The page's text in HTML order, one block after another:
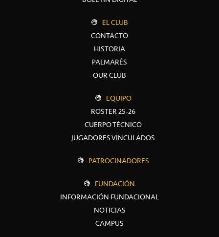
EL CLUB
CONTACTO
HISTORIA
PALMARÉS
OUR CLUB
EQUIPO
ROSTER 25-26
CUERPO TÉCNICO
JUGADORES VINCULADOS
PATROCINADORES
FUNDACIÓN
INFORMACIÓN FUNDACIONAL
NOTICIAS
CAMPUS